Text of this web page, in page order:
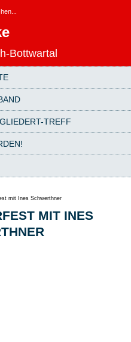
Bottwartal
TREFF
mit Ines Schwerthner
MIT INES